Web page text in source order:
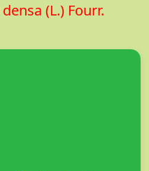
densa (L.) Fourr.